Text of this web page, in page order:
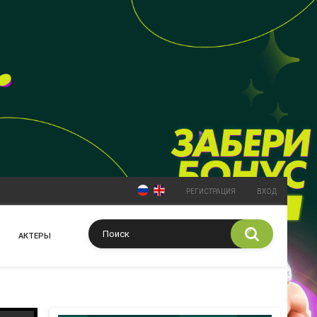
РЕГИСТРАЦИЯ ВХОД
АКТЕРЫ